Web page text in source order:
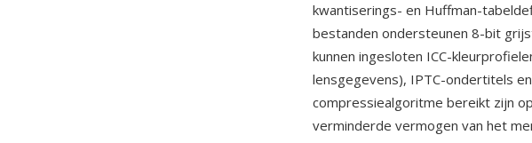
kwantiserings- en Huffman-
bestanden ondersteunen 8-bit
kunnen ingesloten ICC-
lensgegevens), IPTC-ondertitels
compressiealgoritme bereikt zijn
verminderde vermogen van het